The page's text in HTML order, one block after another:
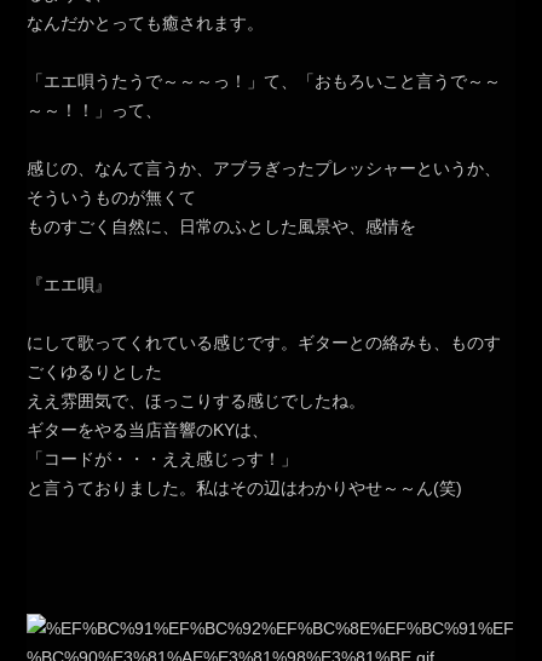
なんだかとっても癒されます。
「エエ唄うたうで～～～っ！」て、「おもろいこと言うで～～
～～！！」って、
感じの、なんて言うか、アブラぎったプレッシャーというか、
そういうものが無くて
ものすごく自然に、日常のふとした風景や、感情を
『エエ唄』
にして歌ってくれている感じです。ギターとの絡みも、ものす
ごくゆるりとした
ええ雰囲気で、ほっこりする感じでしたね。
ギターをやる当店音響のKYは、
「コードが・・・ええ感じっす！」
と言うておりました。私はその辺はわかりやせ～～ん(笑)